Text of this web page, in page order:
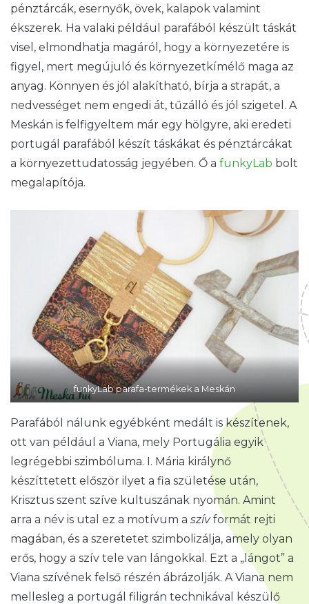
pénztárcák, esernyők, övek, kalapok valamint
ékszerek. Ha valaki például parafából készült táskát
visel, elmondhatja magáról, hogy a környezetére is
figyel, mert megújuló és környezetkímélő maga az
anyag. Könnyen és jól alakítható, bírja a strapát, a
nedvességet nem engedi át, tűzálló és jól szigetel. A
Meskán is felfigyeltem már egy hölgyre, aki eredeti
portugál parafából készít táskákat és pénztárcákat
a környezettudatosság jegyében. Ő a funkyLab bolt
megalapítója.
funkyLab parafa-termékek a Meskán
Parafából nálunk egyébként medált is készítenek,
ott van például a Viana, mely Portugália egyik
legrégebbi szimbóluma. I. Mária királynő
készíttetett először ilyet a fia születése után,
Krisztus szent szíve kultuszának nyomán. Amint
arra a név is utal ez a motívum a szívformát rejti
magában, és a szeretetet szimbolizálja, amely olyan
erős, hogy a szív tele van lángokkal. Ezt a „lángot” a
Viana szívének felső részén ábrázolják. A Viana nem
mellesleg a portugál filigrán technikával készülő